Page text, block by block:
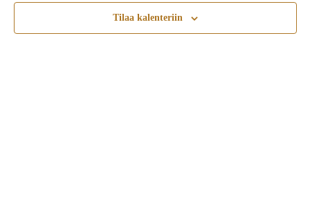
Tilaa kalenteriin